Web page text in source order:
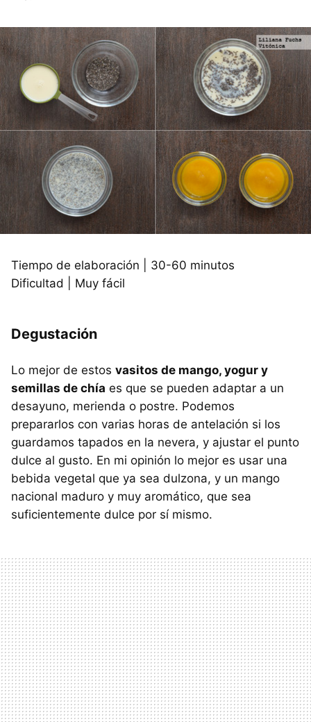
Tiempo de elaboración | 30-60 minutos
Dificultad | Muy fácil
Degustación
Lo mejor de estos vasitos de mango, yogur y
semillas de chía es que se pueden adaptar a un
desayuno, merienda o postre. Podemos
prepararlos con varias horas de antelación si los
guardamos tapados en la nevera, y ajustar el punto
dulce al gusto. En mi opinión lo mejor es usar una
bebida vegetal que ya sea dulzona, y un mango
nacional maduro y muy aromático, que sea
suficientemente dulce por sí mismo.